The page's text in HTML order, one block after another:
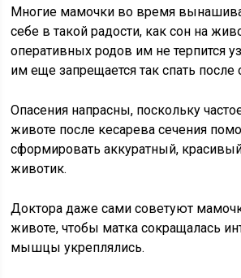
Многие мамочки во время
себе в такой радости, как сон на
оперативных родов им не терпится
им еще запрещается так спать после
Опасения напрасны, поскольку
животе после кесарева сечения
сформировать аккуратный,
животик.
Доктора даже сами советуют
животе, чтобы матка сокращалась
мышцы укреплялись.